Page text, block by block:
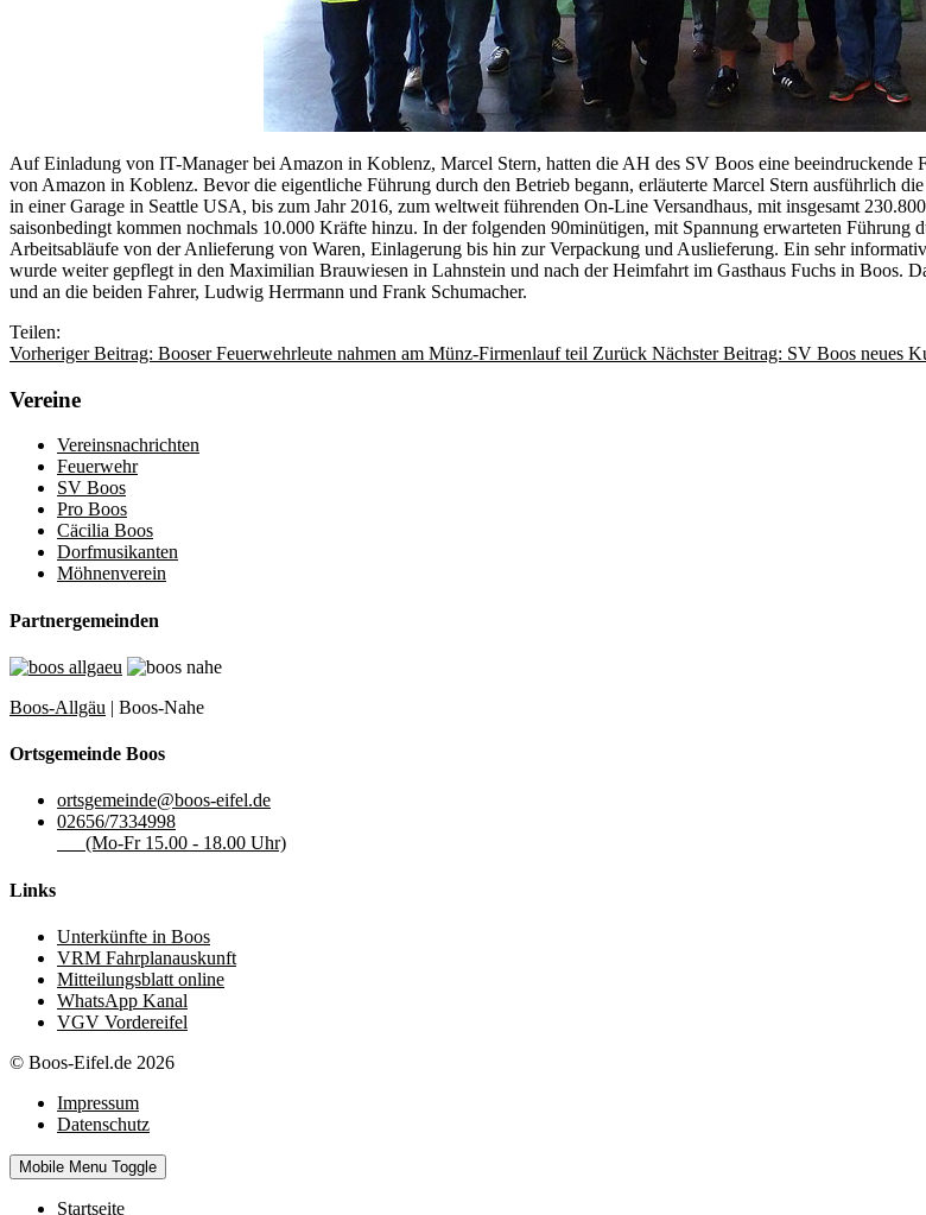
Auf Einladung von IT-Manager bei Amazon in Koblenz, Marcel Stern, hatten die AH des SV Boos eine beeindruckende
von Amazon in Koblenz. Bevor die eigentliche Führung durch den Betrieb begann, erläuterte Marcel Stern ausführlich
in einer Garage in Seattle USA, bis zum Jahr 2016, zum weltweit führenden On-Line Versandhaus, mit insgesamt
saisonbedingt kommen nochmals 10.000 Kräfte hinzu. In der folgenden 90minütigen, mit Spannung erwarteten
Arbeitsabläufe von der Anlieferung von Waren, Einlagerung bis hin zur Verpackung und Auslieferung. Ein sehr
wurde weiter gepflegt in den Maximilian Brauwiesen in Lahnstein und nach der Heimfahrt im Gasthaus Fuchs in Boos.
und an die beiden Fahrer, Ludwig Herrmann und Frank Schumacher.
Teilen:
Vorheriger Beitrag: Booser Feuerwehrleute nahmen am Münz-Firmenlauf teil Zurück Nächster Beitrag: SV Boos neues
Vereine
Vereinsnachrichten
Feuerwehr
SV Boos
Pro Boos
Cäcilia Boos
Dorfmusikanten
Möhnenverein
Partnergemeinden
Boos-Allgäu | Boos-Nahe
Ortsgemeinde Boos
ortsgemeinde@boos-eifel.de
02656/7334998
(Mo-Fr 15.00 - 18.00 Uhr)
Links
Unterkünfte in Boos
VRM Fahrplanauskunft
Mitteilungsblatt online
WhatsApp Kanal
VGV Vordereifel
© Boos-Eifel.de 2026
Impressum
Datenschutz
Mobile Menu Toggle
Startseite